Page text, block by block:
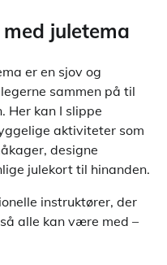
juletema
er en sjov og
sammen på til
Her kan I slippe
aktiviteter som
designe
julekort til hinanden.
instruktører, der
alle kan være med –